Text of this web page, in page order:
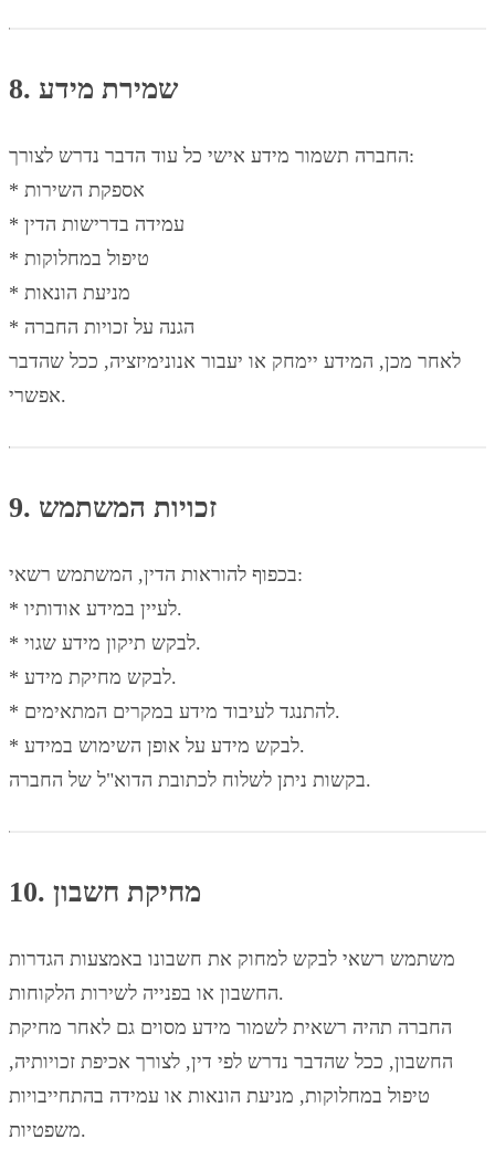
8. שמירת מידע
החברה תשמור מידע אישי כל עוד הדבר נדרש לצורך:
* אספקת השירות
* עמידה בדרישות הדין
* טיפול במחלוקות
* מניעת הונאות
* הגנה על זכויות החברה
לאחר מכן, המידע יימחק או יעבור אנונימיזציה, ככל שהדבר
אפשרי.
9. זכויות המשתמש
בכפוף להוראות הדין, המשתמש רשאי:
* לעיין במידע אודותיו.
* לבקש תיקון מידע שגוי.
* לבקש מחיקת מידע.
* להתנגד לעיבוד מידע במקרים המתאימים.
* לבקש מידע על אופן השימוש במידע.
בקשות ניתן לשלוח לכתובת הדוא"ל של החברה.
10. מחיקת חשבון
משתמש רשאי לבקש למחוק את חשבונו באמצעות הגדרות
החשבון או בפנייה לשירות הלקוחות.
החברה תהיה רשאית לשמור מידע מסוים גם לאחר מחיקת
החשבון, ככל שהדבר נדרש לפי דין, לצורך אכיפת זכויותיה,
טיפול במחלוקות, מניעת הונאות או עמידה בהתחייבויות
משפטיות.